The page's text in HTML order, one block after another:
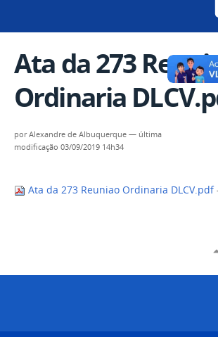
Ata da 273
Ordinaria
porAlexandre de Albuquerque — última
modificação 03/09/2019 14h34
Ata da 273 Reuniao Ordinaria DLCV.pdf